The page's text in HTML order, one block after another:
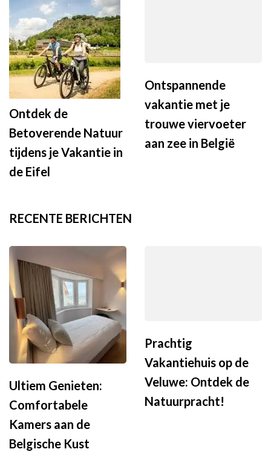
Ontdek de
Betoverende Natuur
tijdens je Vakantie in
de Eifel
Ontspannende
vakantie met je
trouwe viervoeter
aan zee in België
RECENTE BERICHTEN
Ultiem Genieten:
Comfortabele
Kamers aan de
Belgische Kust
Prachtig
Vakantiehuis op de
Veluwe: Ontdek de
Natuurpracht!